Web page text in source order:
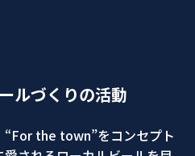
ルづくりの活動
“For the town”をコンセプト